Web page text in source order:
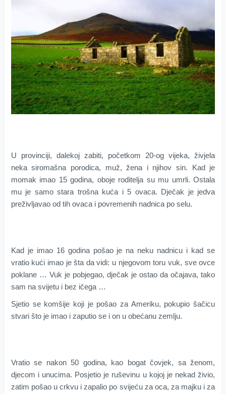
U provinciji, dalekoj zabiti, početkom 20-og vijeka, živjela
neka siromašna porodica, muž, žena i njihov sin. Kad je
momak imao 15 godina, oboje roditelja su mu umrli. Ostala
mu je samo stara trošna kuća i 5 ovaca. Dječak je jedva
preživljavao od tih ovaca i povremenih nadnica po selu.
Kad je imao 16 godina pošao je na neku nadnicu i kad se
vratio kući imao je šta da vidi: u njegovom toru vuk, sve ovce
poklane … Vuk je pobjegao, dječak je ostao da očajava, tako
sam na svijetu i bez ičega …
Sjetio se komšije koji je pošao za Ameriku, pokupio šačicu
stvari što je imao i zaputio se i on u obećanu zemlju.
Vratio se nakon 50 godina, kao bogat čovjek, sa ženom,
djecom i unucima. Posjetio je ruševinu u kojoj je nekad živio,
zatim pošao u crkvu i zapalio po svijeću za oca, za majku i za